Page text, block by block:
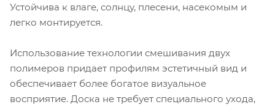
Устойчива к влаге, солнцу, плесени, насекомым и
легко монтируется.
Использование технологии смешивания двух
полимеров придает профилям эстетичный вид и
обеспечивает более богатое визуальное
восприятие. Доска не требует специального ухода,